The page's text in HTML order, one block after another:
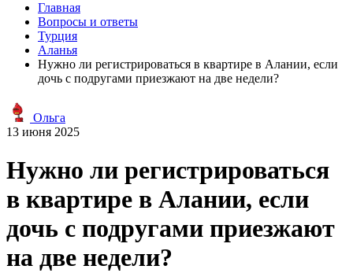
Главная
Вопросы и ответы
Турция
Аланья
Нужно ли регистрироваться в квартире в Алании, если
дочь с подругами приезжают на две недели?
Ольга
13 июня 2025
Нужно ли регистрироваться
в квартире в Алании, если
дочь с подругами приезжают
на две недели?